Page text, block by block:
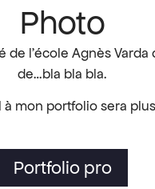
Photo
l’école Agnès Varda
de…bla bla bla.
à mon portfolio sera
Portfolio pro